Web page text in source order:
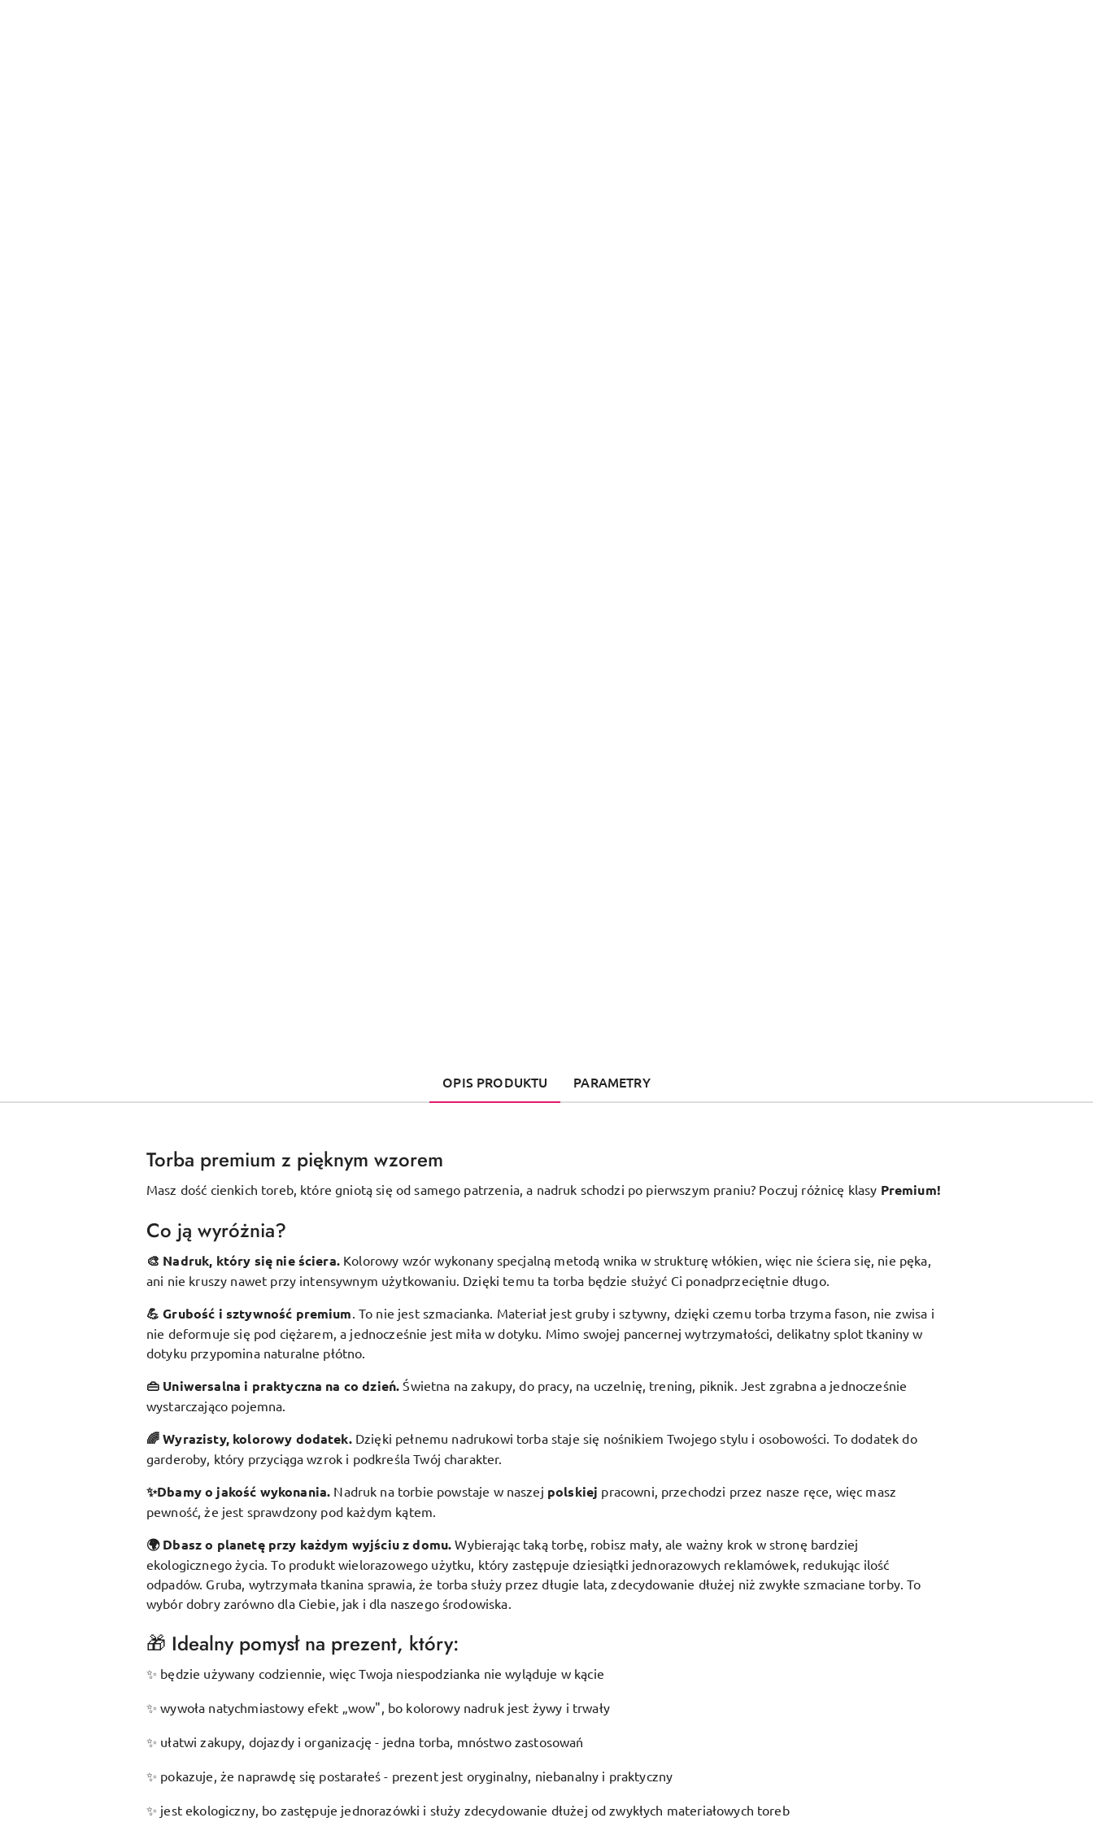
OPIS PRODUKTU PARAMETRY
Torba premium z pięknym wzorem
Masz dość cienkich toreb, które gniotą się od samego patrzenia, a nadruk schodzi po pierwszym praniu? Poczuj różnicę klasy Premium!
Co ją wyróżnia?
🎨 Nadruk, który się nie ściera. Kolorowy wzór wykonany specjalną metodą wnika w strukturę włókien, więc nie ściera się, nie pęka,
ani nie kruszy nawet przy intensywnym użytkowaniu. Dzięki temu ta torba będzie służyć Ci ponadprzeciętnie długo.
💪 Grubość i sztywność premium To nie jest szmacianka. Materiał jest gruby i sztywny, dzięki czemu torba trzyma fason, nie zwisa i
nie deformuje się pod ciężarem, a jednocześnie jest miła w dotyku. Mimo swojej pancernej wytrzymałości, delikatny splot tkaniny w
dotyku przypomina naturalne płótno.
👜 Uniwersalna i praktyczna na co dzień. Świetna na zakupy, do pracy, na uczelnię, trening, piknik. Jest zgrabna a jednocześnie
wystarczająco pojemna.
🌈 Wyrazisty, kolorowy dodatek. Dzięki pełnemu nadrukowi torba staje się nośnikiem Twojego stylu i osobowości. To dodatek do
garderoby, który przyciąga wzrok i podkreśla Twój charakter.
✨Dbamy o jakość wykonania. Nadruk na torbie powstaje w naszej polskiej pracowni, przechodzi przez nasze ręce, więc masz
pewność, że jest sprawdzony pod każdym kątem.
🌍 Dbasz o planetę przy każdym wyjściu z domu.Wybierając taką torbę, robisz mały, ale ważny krok w stronę bardziej
ekologicznego życia. To produkt wielorazowego użytku, który zastępuje dziesiątki jednorazowych reklamówek, redukując ilość
odpadów. Gruba, wytrzymała tkanina sprawia, że torba służy przez długie lata, zdecydowanie dłużej niż zwykłe szmaciane torby. To
wybór dobry zarówno dla Ciebie, jak i dla naszego środowiska.
🎁 Idealny pomysł na prezent, który:
✨ będzie używany codziennie, więc Twoja niespodzianka nie wyląduje w kącie
✨ wywoła natychmiastowy efekt „wow", bo kolorowy nadruk jest żywy i trwały
✨ ułatwi zakupy, dojazdy i organizację - jedna torba, mnóstwo zastosowań
✨ pokazuje, że naprawdę się postarałeś - prezent jest oryginalny, niebanalny i praktyczny
✨ jest ekologiczny, bo zastępuje jednorazówki i służy zdecydowanie dłużej od zwykłych materiałowych toreb